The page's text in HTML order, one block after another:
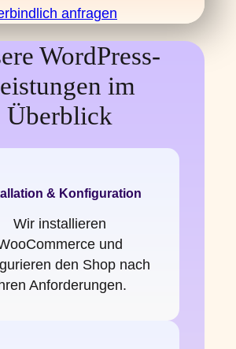
anfragen
WordPress-
im
Überblick
& Konfiguration
Wir installieren
und
den Shop nach
Anforderungen.